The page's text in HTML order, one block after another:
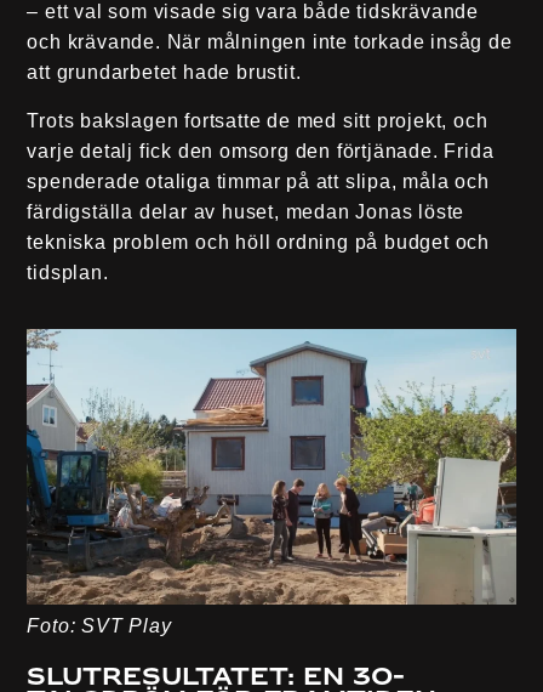
– ett val som visade sig vara både tidskrävande
och krävande. När målningen inte torkade insåg de
att grundarbetet hade brustit.
Trots bakslagen fortsatte de med sitt projekt, och
varje detalj fick den omsorg den förtjänade. Frida
spenderade otaliga timmar på att slipa, måla och
färdigställa delar av huset, medan Jonas löste
tekniska problem och höll ordning på budget och
tidsplan.
Foto: SVT Play
Slutresultatet: En 30-